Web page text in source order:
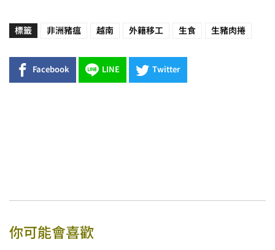
標籤 非洲豬瘟 越南 外籍移工 生食 生豬肉捲
Facebook LINE Twitter
你可能會喜歡